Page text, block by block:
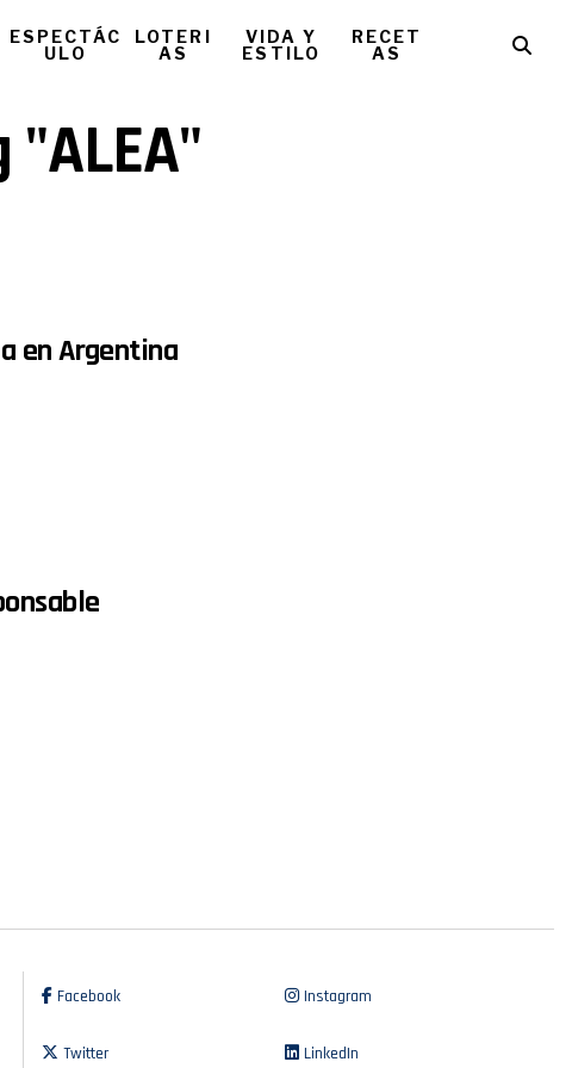
ESPECTÁC
ULO
LOTERI
AS
VIDA Y
ESTILO
RECET
AS
en Argentina
Facebook Instagram
Twitter LinkedIn